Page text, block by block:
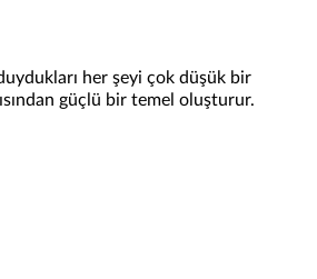
her şeyi çok düşük bir
güçlü bir temel oluşturur.